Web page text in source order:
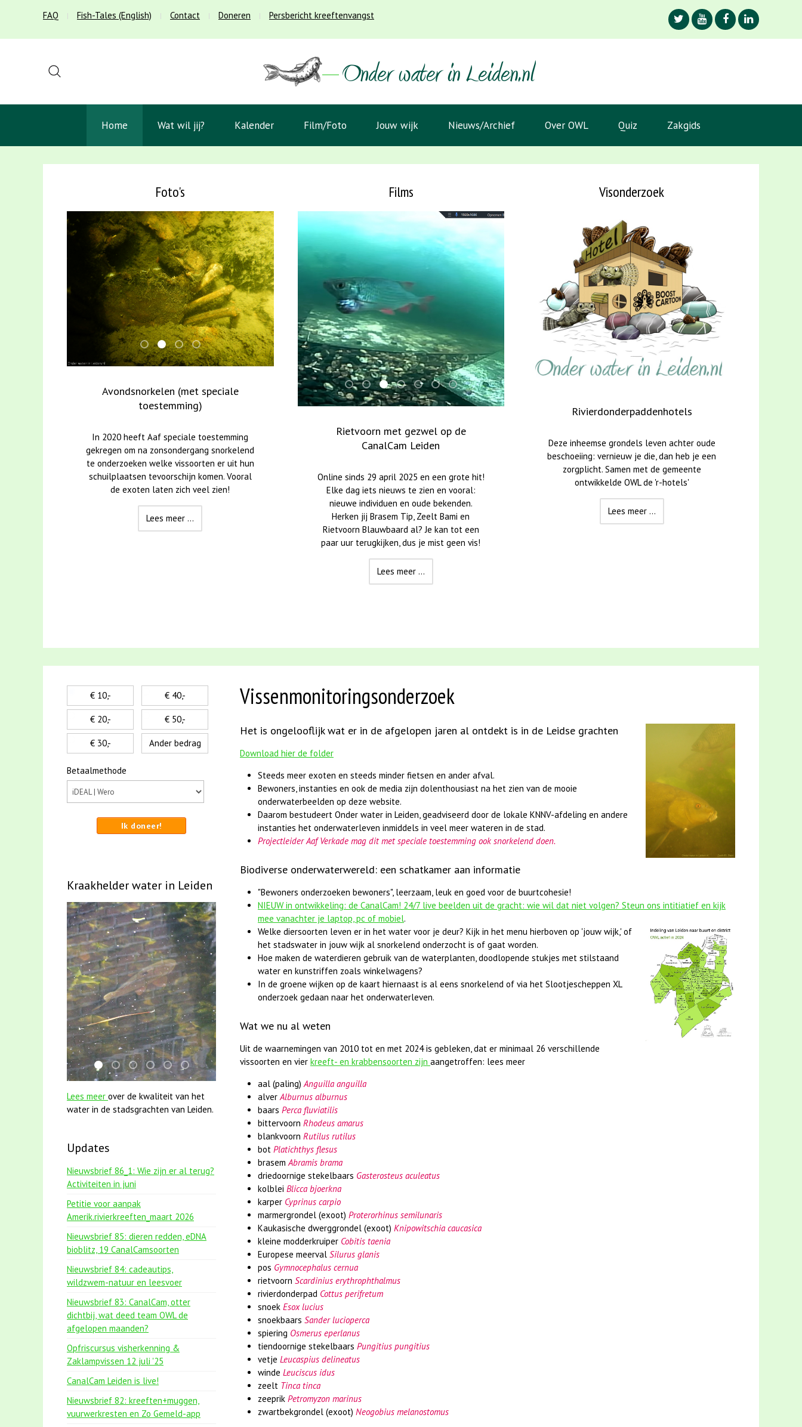
FAQ Fish-Tales (English) Contact Doneren Persbericht kreeftenvangst
Home Wat wil jij? Kalender Film/Foto Jouw wijk Nieuws/Archief Over OWL Quiz Zakgids
Foto's
Havenwijk-Zuid
Avondsnorkelen (met speciale toestemming)
Leidse Hout (Houtkwartier)
Zoetwaterspons
Avondsnorkelen (met speciale
toestemming)
In 2020 heeft Aaf speciale toestemming
gekregen om na zonsondergang snorkelend
te onderzoeken welke vissoorten er uit hun
schuilplaatsen tevoorschijn komen. Vooral
de exoten laten zich veel zien!
Lees meer ...
Films
Een groepje voorns op de CanalCam Leiden
CanalCam Leiden
Rietvoorn met gezwel op de CanalCam Leiden
Zeelt Hazelip op CanalCam Leiden
Visbroed op CanalCam Leiden
De gehavende staart van deels blinde Zeelt Link op CanalCam Leiden
Een onderonsje met een Zeelt op CanalCam Leiden
Rietvoorn met gezwel op de
CanalCam Leiden
Online sinds 29 april 2025 en een grote hit!
Elke dag iets nieuws te zien en vooral:
nieuwe individuen en oude bekenden.
Herken jij Brasem Tip, Zeelt Bami en
Rietvoorn Blauwbaard al? Je kan tot een
paar uur terugkijken, dus je mist geen vis!
Lees meer ...
Zeelt Hazelip op CanalCam Leiden
Elke dag iets nieuws te zien en vooral:
nieuwe individuen en oude bekenden.
Herken jij Brasem Tip, Zeelt Hazelip en
Rietvoorn Blauwbaard al? Je kan tot een
paar uur terugkijken, dus je mist geen vis!
Lees meer ...
Visonderzoek
De aalAmerikaanse rivierkreeften
Rivierdonderpaddenhotels
Schildpadden in de gracht
Zeelt-dubbeltelling in het
Dode dieren, minstens zo
Rivierdonderpaddenhotels
Deze inheemse grondels leven achter oude
beschoeiing: vernieuw je die, dan heb je een
zorgplicht. Samen met de gemeente
ontwikkelde OWL de 'r-hotels'
Lees meer ...
Schildpadden in de gracht
Soms met aquarium(planten) en al uitgezet:
dat is zowel voor de dieren zelf als de
stadsnatuur niet goed. Samen met RAVON
onderzoeken we de populatiegrootte in
Leiden.
Lees meer ...
Vissenmonitoringsonderzoek
Het is ongelooflijk wat er in de afgelopen jaren al ontdekt is in de Leidse grachten
Download hier de folder
Steeds meer exoten en steeds minder fietsen en ander afval.
Bewoners, instanties en ook de media zijn dolenthousiast na het zien van de mooie
onderwaterbeelden op deze website.
Daarom bestudeert Onder water in Leiden, geadviseerd door de lokale KNNV-afdeling en andere
instanties het onderwaterleven inmiddels in veel meer wateren in de stad.
Projectleider Aaf Verkade mag dit met speciale toestemming ook snorkelend doen.
Biodiverse onderwaterwereld: een schatkamer aan informatie
"Bewoners onderzoeken bewoners", leerzaam, leuk en goed voor de buurtcohesie!
NIEUW in ontwikkeling: de CanalCam! 24/7 live beelden uit de gracht: wie wil dat niet volgen? Steun ons intitiatief en kijk
mee vanachter je laptop, pc of mobiel.
Welke diersoorten leven er in het water voor je deur? Kijk in het menu hierboven op 'jouw wijk,' of
het stadswater in jouw wijk al snorkelend onderzocht is of gaat worden.
Hoe maken de waterdieren gebruik van de waterplanten, doodlopende stukjes met stilstaand
water en kunstriffen zoals winkelwagens?
In de groene wijken op de kaart hiernaast is al eens snorkelend of via het Slootjescheppen XL
onderzoek gedaan naar het onderwaterleven.
Wat we nu al weten
Uit de waarnemingen van 2010 tot en met 2024 is gebleken, dat er minimaal 26 verschillende
vissoorten en vier kreeft- en krabbensoorten zijn aangetroffen: lees meer
aal (paling)Anguilla anguilla
alverAlburnus alburnus
baars Perca fluviatilis
bittervoorn Rhodeus amarus
blankvoorn Rutilus rutilus
bot Platichthys flesus
brasemAbramis brama
driedoornige stekelbaars Gasterosteus aculeatus
kolblei Blicca bjoerkna
karper Cyprinus carpio
marmergrondel (exoot) Proterorhinus semilunaris
Kaukasische dwerggrondel (exoot) Knipowitschia caucasica
kleine modderkruiper Cobitis taenia
Europese meerval Silurus glanis
pos Gymnocephalus cernua
rietvoorn Scardinius erythrophthalmus
rivierdonderpad Cottus perifretum
snoek Esox lucius
snoekbaars Sander lucioperca
spiering Osmerus eperlanus
tiendoornige stekelbaars Pungitius pungitius
vetje Leucaspius delineatus
winde Leuciscus idus
zeelt Tinca tinca
zeeprik Petromyzon marinus
zwartbekgrondel (exoot) Neogobius melanostomus
€ 10,-
€ 20,-
€ 30,-
€ 40,-
€ 50,-
Ander bedrag
Betaalmethode
Ik doneer!
Kraakhelder water in Leiden
karper met kattenklimtouw
jun2021 28 brasem en rietvoorns 4a verscherpt
smoelenboek fifi en karper nieuwsbrief-
mei2021 watervogelmethode fuut met baars
jun2021 zaklv 5 snoekje MOOI
mei2021 1 snoekje elly
Lees meer over de kwaliteit van het
water in de stadsgrachten van Leiden.
Updates
Nieuwsbrief 86_1: Wie zijn er al terug?
Activiteiten in juni
Petitie voor aanpak
Amerik.rivierkreeften_maart 2026
Nieuwsbrief 85: dieren redden, eDNA
bioblitz, 19 CanalCamsoorten
Nieuwsbrief 84: cadeautips,
wildzwem-natuur en leesvoer
Nieuwsbrief 83: CanalCam, otter
dichtbij, wat deed team OWL de
afgelopen maanden?
Opfriscursus visherkenning &
Zaklampvissen 12 juli '25
CanalCam Leiden is live!
Nieuwsbrief 82: kreeften+muggen,
vuurwerkresten en Zo Gemeld-app